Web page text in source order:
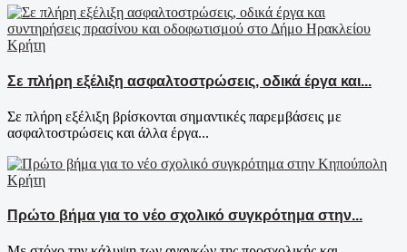
Κρήτη
Σε πλήρη εξέλιξη ασφαλτοστρώσεις, οδικά έργα και...
Σε πλήρη εξέλιξη βρίσκονται σημαντικές παρεμβάσεις με
ασφαλτοστρώσεις και άλλα έργα...
Κρήτη
Πρώτο βήμα για το νέο σχολικό συγκρότημα στην...